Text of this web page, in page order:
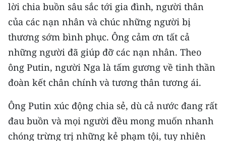
Bắc Trung Bộ
Duyên hải Nam Trung Bộ và Tây
Nguyên
Đông Nam Bộ
Chuyên trang Hà Nội
lời chia buồn sâu sắc tới gia đình, người thân
của các nạn nhân và chúc những người bị
thương sớm bình phục. Ông cảm ơn tất cả
những người đã giúp đỡ các nạn nhân. Theo
ông Putin, người Nga là tấm gương về tinh thần
đoàn kết chân chính và tương thân tương ái.
Ông Putin xúc động chia sẻ, dù cả nước đang rất
đau buồn và mọi người đều mong muốn nhanh
chóng trừng trị những kẻ phạm tội, tuy nhiên